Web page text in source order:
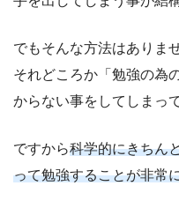
でもそんな方法はありま
それどころか「勉強の為
からない事をしてしまっ
ですから科学的にきちん
って勉強することが非常